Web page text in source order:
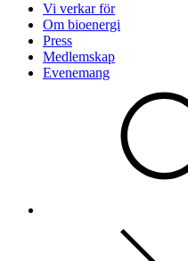
Vi verkar för
Om bioenergi
Press
Medlemskap
Evenemang